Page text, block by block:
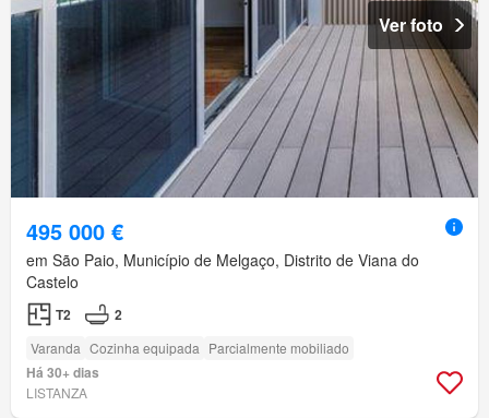
Ver foto
495 000 €
em São Paio, Município de Melgaço, Distrito de Viana do
Castelo
T2 2
Varanda Cozinha equipada Parcialmente mobiliado
Há 30+ dias
LISTANZA